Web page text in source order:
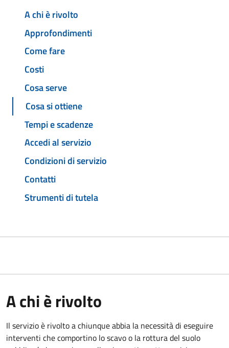
A chi è rivolto
Approfondimenti
Come fare
Costi
Cosa serve
Cosa si ottiene
Tempi e scadenze
Accedi al servizio
Condizioni di servizio
Contatti
Strumenti di tutela
A chi è rivolto
Il servizio è rivolto a chiunque abbia la necessità di eseguire
interventi che comportino lo scavo o la rottura del suolo